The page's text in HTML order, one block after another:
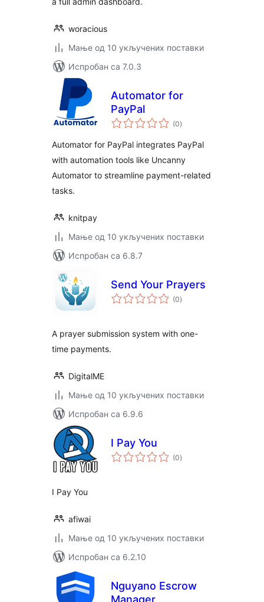
woracious
Мање од 10 укључених поставки
Испробан са 7.0.3
Automator for
PayPal
(0укупних
оцена
)
Automator for PayPal integrates PayPal
with automation tools like Uncanny
Automator to streamline payment-related
tasks.
knitpay
Мање од 10 укључених поставки
Испробан са 6.8.7
Send Your Prayers
(0укупних
оцена
)
A prayer submission system with one-
time payments.
DigitalME
Мање од 10 укључених поставки
Испробан са 6.9.6
I Pay You
(0укупних
оцена
)
I Pay You
afiwai
Мање од 10 укључених поставки
Испробан са 6.2.10
Nguyano Escrow
Manager